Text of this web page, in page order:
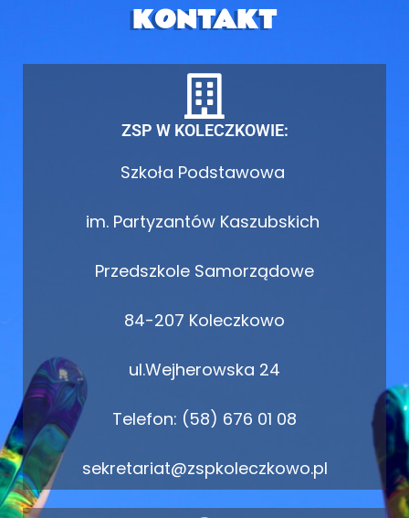
KONTAKT
ZSP W KOLECZKOWIE:
Szkoła Podstawowa
im. Partyzantów Kaszubskich
Przedszkole Samorządowe
84-207 Koleczkowo
ul.Wejherowska 24
Telefon: (58) 676 01 08
sekretariat@zspkoleczkowo.pl